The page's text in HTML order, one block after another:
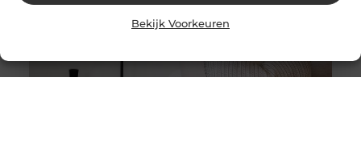
Bekijk Voorkeuren